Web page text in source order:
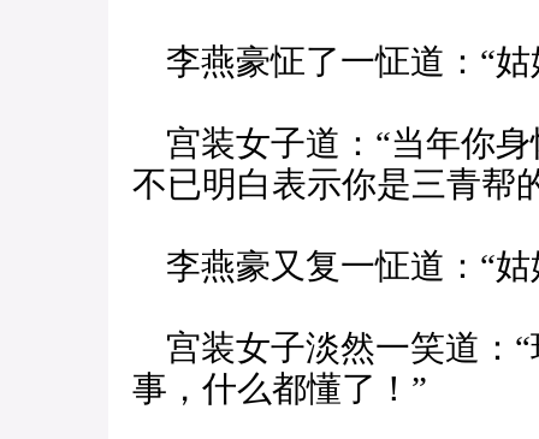
李燕豪怔了一怔道：“姑
宫装女子道：“当年你
不已明白表示你是三青帮
李燕豪又复一怔道：“
宫装女子淡然一笑道：
事，什么都懂了！”